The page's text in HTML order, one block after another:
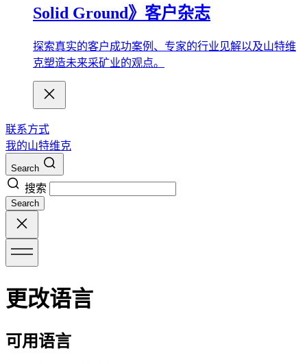
Solid Ground》客户杂志
探索真实的客户成功案例、专家的行业见解以及山特维
克塑造未来采矿业的观点。
联系方式
我的山特维克
Search
搜索
Search
更改语言
可用语言